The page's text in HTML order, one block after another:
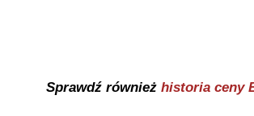
Sprawdź również historia ceny